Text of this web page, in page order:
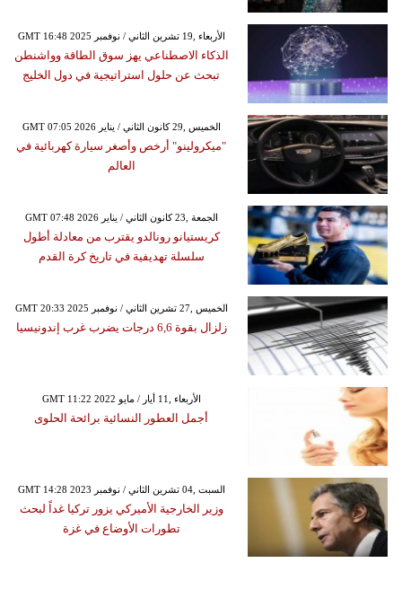
GMT 16:48 2025 الأربعاء ,19 تشرين الثاني / نوفمبر
الذكاء الاصطناعي يهز سوق الطاقة وواشنطن
تبحث عن حلول استراتيجية في دول الخليج
GMT 07:05 2026 الخميس ,29 كانون الثاني / يناير
"ميكرولينو" أرخص وأصغر سيارة كهربائية في
العالم
GMT 07:48 2026 الجمعة ,23 كانون الثاني / يناير
كريستيانو رونالدو يقترب من معادلة أطول
سلسلة تهديفية في تاريخ كرة القدم
GMT 20:33 2025 الخميس ,27 تشرين الثاني / نوفمبر
زلزال بقوة 6,6 درجات يضرب غرب إندونيسيا
GMT 11:22 2022 الأربعاء ,11 أيار / مايو
أجمل العطور النسائية برائحة الحلوى
GMT 14:28 2023 السبت ,04 تشرين الثاني / نوفمبر
وزير الخارجية الأميركي يزور تركيا غداً لبحث
تطورات الأوضاع في غزة